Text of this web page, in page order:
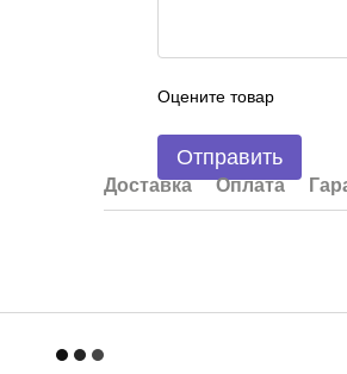
Оцените товар
Отправить
Доставка Оплата